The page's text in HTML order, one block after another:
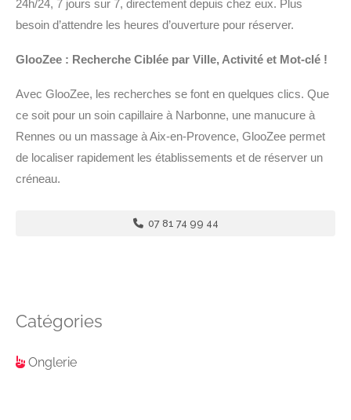
24h/24, 7 jours sur 7, directement depuis chez eux. Plus
besoin d’attendre les heures d’ouverture pour réserver.
GlooZee : Recherche Ciblée par Ville, Activité et Mot-clé !
Avec GlooZee, les recherches se font en quelques clics. Que
ce soit pour un soin capillaire à Narbonne, une manucure à
Rennes ou un massage à Aix-en-Provence, GlooZee permet
de localiser rapidement les établissements et de réserver un
créneau.
07 81 74 99 44
Catégories
Onglerie